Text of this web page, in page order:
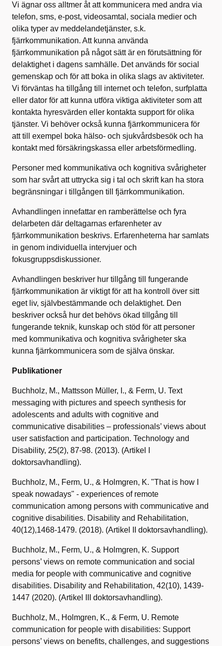
Vi ägnar oss alltmer åt att kommunicera med andra via
telefon, sms, e-post, videosamtal, sociala medier och
olika typer av meddelandetjänster, s.k.
fjärrkommunikation. Att kunna använda
fjärrkommunikation på något sätt är en förutsättning för
delaktighet i dagens samhälle. Det används för social
gemenskap och för att boka in olika slags av aktiviteter.
Vi förväntas ha tillgång till internet och telefon, surfplatta
eller dator för att kunna utföra viktiga aktiviteter som att
kontakta hyresvärden eller kontakta support för olika
tjänster. Vi behöver också kunna fjärrkommunicera för
att till exempel boka hälso- och sjukvårdsbesök och ha
kontakt med försäkringskassa eller arbetsförmedling.
Personer med kommunikativa och kognitiva svårigheter
som har svårt att uttrycka sig i tal och skrift kan ha stora
begränsningar i tillgången till fjärrkommunikation.
Avhandlingen innefattar en ramberättelse och fyra
delarbeten där deltagarnas erfarenheter av
fjärrkommunikation beskrivs. Erfarenheterna har samlats
in genom individuella intervjuer och
fokusgruppsdiskussioner.
Avhandlingen beskriver hur tillgång till fungerande
fjärrkommunikation är viktigt för att ha kontroll över sitt
eget liv, självbestämmande och delaktighet. Den
beskriver också hur det behövs ökad tillgång till
fungerande teknik, kunskap och stöd för att personer
med kommunikativa och kognitiva svårigheter ska
kunna fjärrkommunicera som de själva önskar.
Publikationer
Buchholz, M., Mattsson Müller, I., & Ferm, U. Text
messaging with pictures and speech synthesis for
adolescents and adults with cognitive and
communicative disabilities – professionals’ views about
user satisfaction and participation. Technology and
Disability, 25(2), 87-98. (2013). (Artikel I
doktorsavhandling).
Buchholz, M., Ferm, U., & Holmgren, K. "That is how I
speak nowadays" - experiences of remote
communication among persons with communicative and
cognitive disabilities. Disability and Rehabilitation,
40(12),1468-1479. (2018). (Artikel II doktorsavhandling).
Buchholz, M., Ferm, U., & Holmgren, K. Support
persons’ views on remote communication and social
media for people with communicative and cognitive
disabilities. Disability and Rehabilitation, 42(10), 1439-
1447 (2020). (Artikel III doktorsavhandling).
Buchholz, M., Holmgren, K., & Ferm, U. Remote
communication for people with disabilities: Support
persons’ views on benefits, challenges, and suggestions